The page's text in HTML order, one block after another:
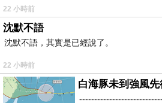
22 小時前
沈默不語
沈默不語，其實是已經說了。
22 小時前
白海豚未到強風先